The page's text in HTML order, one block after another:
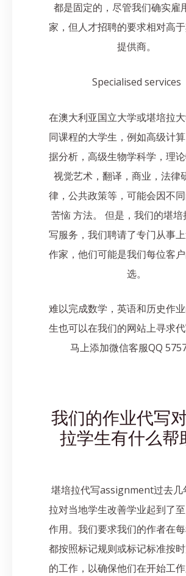
都是固定的，尽管我们确实雇
家，但人才招聘的要求相对高
提供商。
Specialised services
在澳大利亚国立大学或堪培拉
同课程的大学生，例如高级计
据分析，高级生物学科学，理论
视觉艺术，翻译，商业，法律
律，公共政策等，可能会因不
苦恼 方法。 但是，我们的堪
写服务，我们聘请了专门从事
作家，他们可能是我们每位客
选。
难以完成数学，英语和历史作
生也可以在我们的网站上寻求代
马上添加微信客服QQ
我们的作业代写
拉学生有什么帮
堪培拉代写assignment过去几
拉对当地学生改善学业起到了
作用。我们要求我们的作者在
都按照标记规则或标记标准按
的工作，以确保他们在开始工